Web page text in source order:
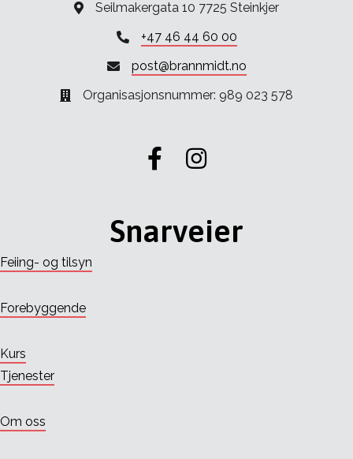
Seilmakergata 10 7725 Steinkjer
+47 46 44 60 00
post@brannmidt.no
Organisasjonsnummer: 989 023 578
Gå til vår Facebook
Gå til vår Instagram
Snarveier
Feiing- og tilsyn
Forebyggende
Kurs
Tjenester
Om oss